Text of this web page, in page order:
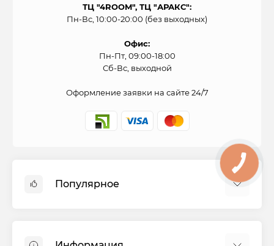
ТЦ "4ROOM", ТЦ "АРАКС":
Пн-Вс, 10:00-20:00 (без выходных)
Офис:
Пн-Пт, 09:00-18:00
Сб-Вс, выходной
Оформление заявки на сайте 24/7
Популярное